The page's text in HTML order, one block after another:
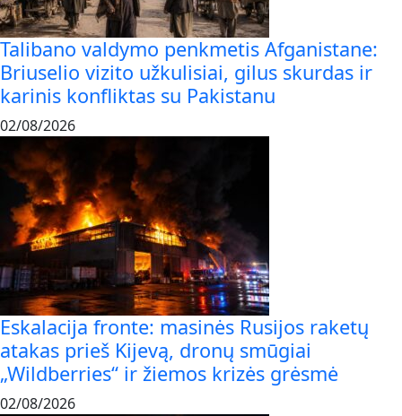
Talibano valdymo penkmetis Afganistane:
Briuselio vizito užkulisiai, gilus skurdas ir
karinis konfliktas su Pakistanu
02/08/2026
Eskalacija fronte: masinės Rusijos raketų
atakas prieš Kijevą, dronų smūgiai
„Wildberries“ ir žiemos krizės grėsmė
02/08/2026